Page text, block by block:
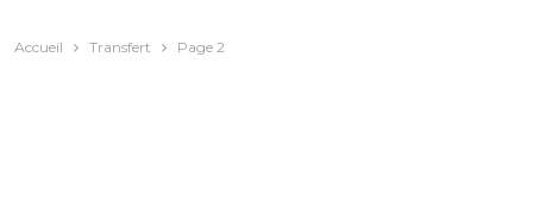
Accueil Transfert Page 2